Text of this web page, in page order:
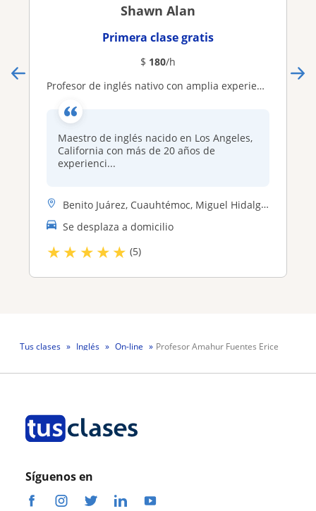
Shawn Alan
Primera clase gratis
$ 180/h
Profesor de inglés nativo con amplia experiencia. Cursos en linea y en persona, particulares y a empresas
Maestro de inglés nacido en Los Angeles,
California con más de 20 años de
experienci...
Benito Juárez, Cuauhtémoc, Miguel Hidalgo, Coyoacán, Ciudad de México ...
Se desplaza a domicilio
★★ ★★★ (5)
Tus clases Inglés On-line Profesor Amahur Fuentes Erice
Síguenos en